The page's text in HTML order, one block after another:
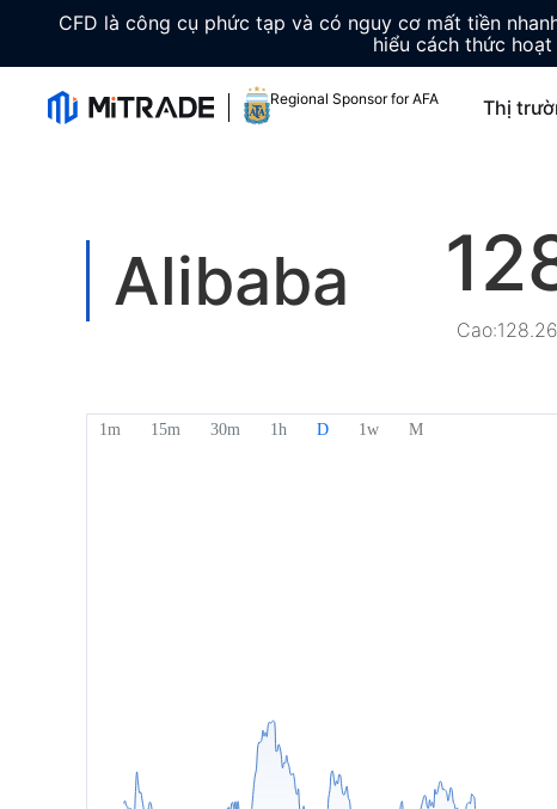
CFD là công cụ phức tạp và có nguy cơ mất tiền
hiểu cách thức
Regional Sponsor for AFA Thị
Alibaba
Cao:128.26